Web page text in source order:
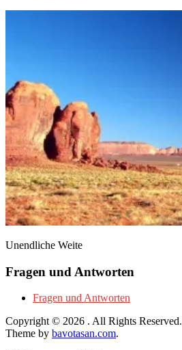
Unendliche Weite
Fragen und Antworten
Fragen und Antworten
Copyright © 2026 . All Rights Reserved.
Theme by bavotasan.com.